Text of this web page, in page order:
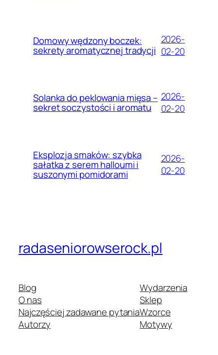
Domowy wędzony boczek:
sekrety aromatycznej tradycji
2026-
02-20
Solanka do peklowania mięsa –
sekret soczystości i aromatu
2026-
02-20
Eksplozja smaków: szybka
sałatka z serem halloumi i
suszonymi pomidorami
2026-
02-20
radaseniorowserock.pl
Blog
O nas
Najczęściej zadawane pytania
Autorzy
Wydarzenia
Sklep
Wzorce
Motywy